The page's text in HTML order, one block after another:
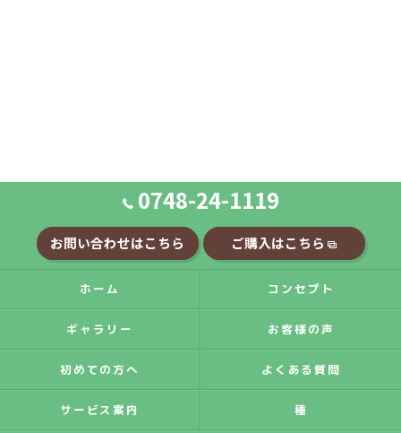
0748-24-1119
お問い合わせはこちら ご購入はこちら
ホーム コンセプト
ギャラリー お客様の声
初めての方へ よくある質問
サービス案内 種